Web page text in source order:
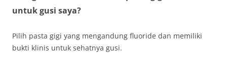
untuk gusi saya?
Pilih pasta gigi yang mengandung fluoride dan memiliki
bukti klinis untuk sehatnya gusi.